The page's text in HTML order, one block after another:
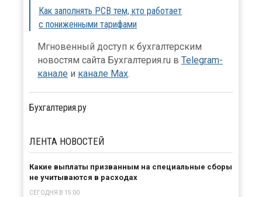
Как заполнять РСВ тем, кто работает
с пониженными тарифами
Мгновенный доступ к бухгалтерским
новостям сайта Бухгалтерия.ru в Telegram-
канале и канале Max.
Бухгалтерия.ру
ЛЕНТА НОВОСТЕЙ
Какие выплаты призванным на специальные сборы
не учитываются в расходах
СЕГОДНЯ В 15:00